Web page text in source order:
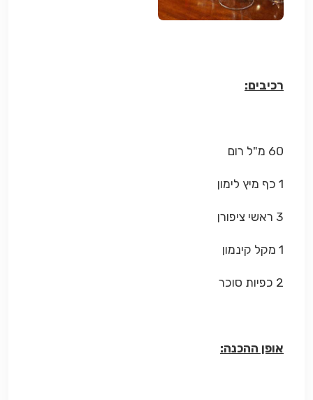
רכיבים:
60 מ"ל רום
1 כף מיץ לימון
3 ראשי ציפורן
1 מקל קינמון
2 כפיות סוכר
אופן ההכנה: